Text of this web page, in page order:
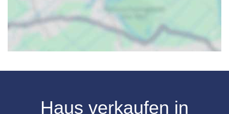
Haus verkaufen in